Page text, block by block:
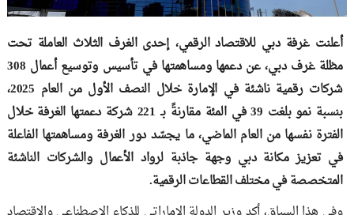
أعلنت غرفة دبي للاقتصاد الرقمي، إحدى الغرف الثلاث العاملة تحت
مظلة غرف دبي، عن دعمها ومساهمتها في تأسيس وتوسيع أعمال 308
شركات رقمية ناشئة في الإمارة خلال النصف الأول من العام 2025،
بنسبة نمو بلغت 39 في المئة مقارنةً بـ 221 شركة دعمتها الغرفة خلال
الفترة نفسها من العام الماضي، ما يجسّد دور الغرفة ومساهمتها الفاعلة
في تعزيز مكانة دبي وجهة جاذبة لرواد الأعمال والشركات الناشئة
المتخصصة في مختلف القطاعات الرقمية.